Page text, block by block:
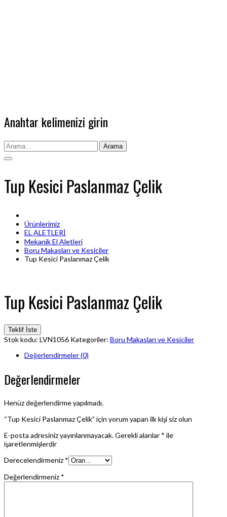
Anahtar kelimenizi girin
Arama
Tup Kesici Paslanmaz Çelik
Ürünlerimiz
EL ALETLERİ
Mekanik El Aletleri
Boru Makasları ve Kesiciler
Tup Kesici Paslanmaz Çelik
Tup Kesici Paslanmaz Çelik
Teklif İste
Stok kodu: LVN1056 Kategoriler: Boru Makasları ve Kesiciler
Değerlendirmeler (0)
Değerlendirmeler
Henüz değerlendirme yapılmadı.
“Tup Kesici Paslanmaz Çelik” için yorum yapan ilk kişi siz olun
E-posta adresiniz yayınlanmayacak.Gerekli alanlar * ile
işaretlenmişlerdir
Derecelendirmeniz *
Değerlendirmeniz *